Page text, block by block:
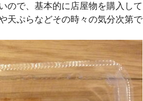
ので、基本的に店屋物を購入して
天ぷらなどその時々の気分次第で